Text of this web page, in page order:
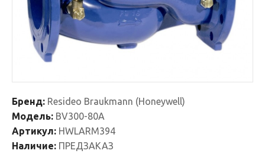
Бренд: Resideo Braukmann (Honeywell)
Модель: BV300-80A
Артикул: HWLARM394
Наличие: ПРЕДЗАКАЗ